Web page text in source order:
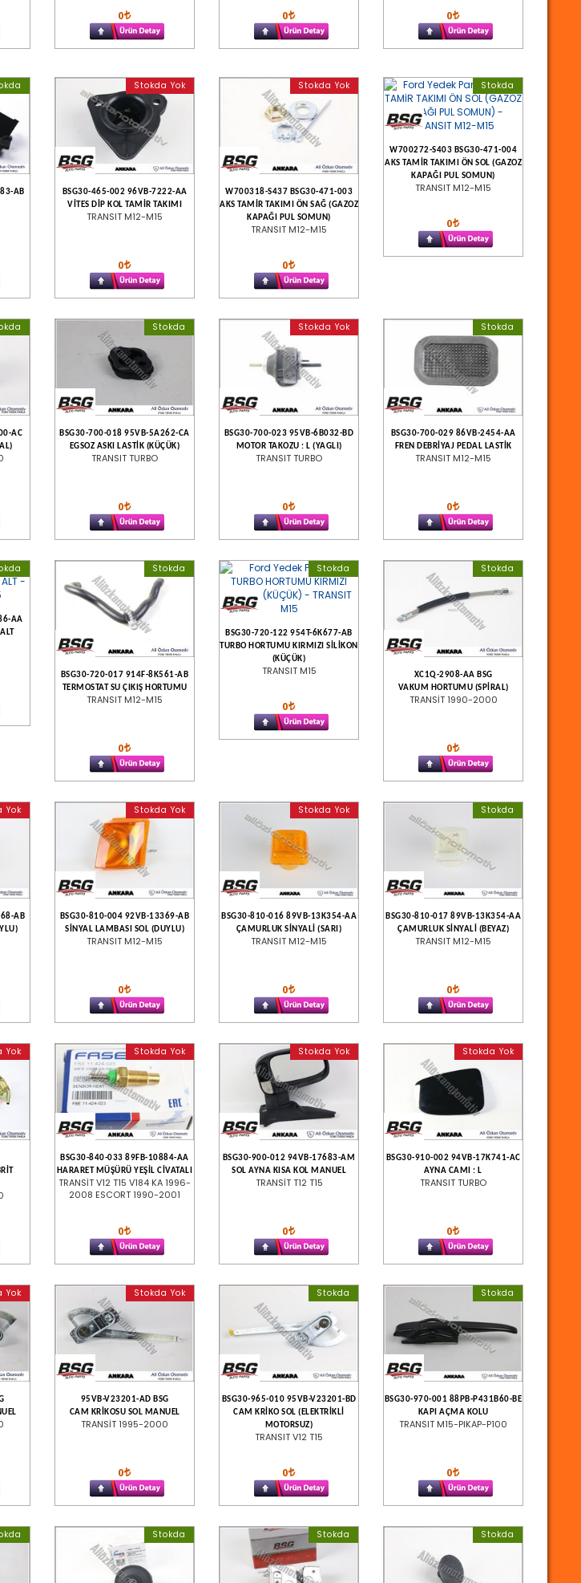
0 0 0
AB
Stokda Yok
BSG30-465-002 96VB-7222-AA
VİTES DİP KOL TAMİR TAKIMI
TRANSIT M12-M15
0
Stokda Yok
W700318-S437 BSG30-471-003
AKS TAMİR TAKIMI ÖN SAĞ (GAZOZ
KAPAĞI PUL SOMUN)
TRANSIT M12-M15
0
Stokda
W700272-S403 BSG30-471-004
AKS TAMİR TAKIMI ÖN SOL (GAZOZ
KAPAĞI PUL SOMUN)
TRANSIT M12-M15
0
AC
Stokda
BSG30-700-018 95VB-5A262-CA
EGSOZ ASKI LASTİK (KÜÇÜK)
TRANSIT TURBO
0
Stokda Yok
BSG30-700-023 95VB-6B032-BD
MOTOR TAKOZU : L (YAGLI)
TRANSIT TURBO
0
Stokda
BSG30-700-029 86VB-2454-AA
FREN DEBRİYAJ PEDAL LASTİK
TRANSIT M12-M15
0
AA
Stokda
BSG30-720-017 914F-8K561-AB
TERMOSTAT SU ÇIKIŞ HORTUMU
TRANSIT M12-M15
0
Stokda
BSG30-720-122 954T-6K677-AB
TURBO HORTUMU KIRMIZI SİLİKON
(KÜÇÜK)
TRANSIT M15
0
Stokda
XC1Q-2908-AA BSG
VAKUM HORTUMU (SPİRAL)
TRANSİT 1990-2000
0
Yok
AB
Stokda Yok
BSG30-810-004 92VB-13369-AB
SİNYAL LAMBASI SOL (DUYLU)
TRANSIT M12-M15
0
Stokda Yok
BSG30-810-016 89VB-13K354-AA
ÇAMURLUK SİNYALİ (SARI)
TRANSIT M12-M15
0
Stokda
BSG30-810-017 89VB-13K354-AA
ÇAMURLUK SİNYALİ (BEYAZ)
TRANSIT M12-M15
0
Yok Stokda Yok
BSG30-840-033 89FB-10884-AA
HARARET MÜŞÜRÜ YEŞİL CİVATALI
TRANSİT V12 T15 V184 KA 1996-
2008 ESCORT 1990-2001
0
Stokda Yok
BSG30-900-012 94VB-17683-AM
SOL AYNA KISA KOL MANUEL
TRANSİT T12 T15
0
Stokda Yok
BSG30-910-002 94VB-17K741-AC
AYNA CAMI : L
TRANSIT TURBO
0
Yok Stokda Yok
95VB-V23201-AD BSG
CAM KRİKOSU SOL MANUEL
TRANSİT 1995-2000
0
Stokda
BSG30-965-010 95VB-V23201-BD
CAM KRİKO SOL (ELEKTRİKLİ
MOTORSUZ)
TRANSIT V12 T15
0
Stokda
BSG30-970-001 88PB-P431B60-BE
KAPI AÇMA KOLU
TRANSIT M15-PIKAP-P100
0
Stokda Stokda Stokda